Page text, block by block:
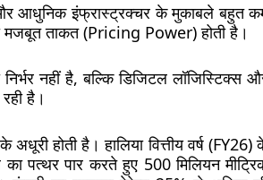
और आधुनिक इंफ्रास्ट्रक्चर के मुकाबले बहुत
ताकत (Pricing Power) होती है।
नहीं है, बल्कि डिजिटल लॉजिस्टिक्स
है।
होती है। हालिया वित्तीय वर्ष (FY26)
पत्थर पार करते हुए 500 मिलियन